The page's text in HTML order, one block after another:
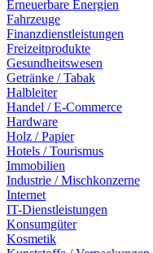
Erneuerbare Energien
Fahrzeuge
Finanzdienstleistungen
Freizeitprodukte
Gesundheitswesen
Getränke / Tabak
Halbleiter
Handel / E-Commerce
Hardware
Holz / Papier
Hotels / Tourismus
Immobilien
Industrie / Mischkonzerne
Internet
IT-Dienstleistungen
Konsumgüter
Kosmetik